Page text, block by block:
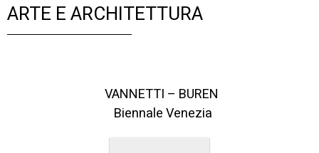
ARTE E ARCHITETTURA
VANNETTI – BUREN
Biennale Venezia